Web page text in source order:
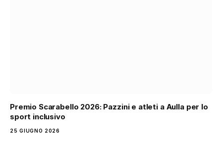
Premio Scarabello 2026: Pazzini e atleti a Aulla per lo
sport inclusivo
25 GIUGNO 2026